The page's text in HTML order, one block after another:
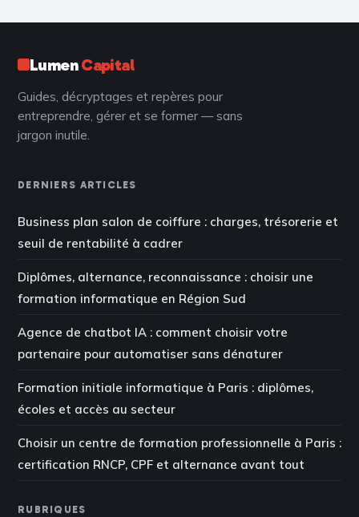
missions
LumenCapital
Guides, décryptages et repères pour
entreprendre, gérer et se former — sans
jargon inutile.
DERNIERS ARTICLES
Business plan salon de coiffure : charges, trésorerie et
seuil de rentabilité à cadrer
Diplômes, alternance, reconnaissance : choisir une
formation informatique en Région Sud
Agence de chatbot IA : comment choisir votre
partenaire pour automatiser sans dénaturer
Formation initiale informatique à Paris : diplômes,
écoles et accès au secteur
Choisir un centre de formation professionnelle à Paris :
certification RNCP, CPF et alternance avant tout
RUBRIQUES